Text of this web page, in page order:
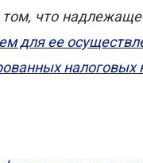
том, что
для ее
налоговых